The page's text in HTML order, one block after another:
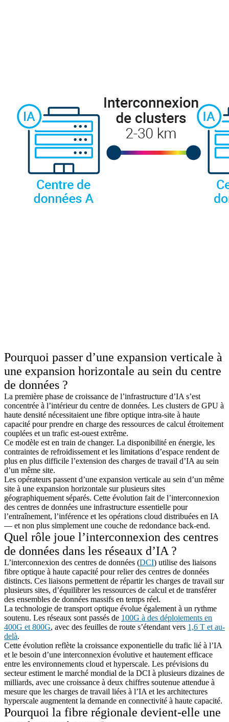
Pourquoi passer d’une expansion verticale à
une expansion horizontale au sein du centre
de données ?
La première phase de croissance de l’infrastructure d’IA s’est
concentrée à l’intérieur du centre de données. Les clusters de GPU à
haute densité nécessitaient une fibre optique intra-site à haute
capacité pour prendre en charge des ressources de calcul étroitement
couplées et un trafic est-ouest extrême.
Ce modèle est en train de changer. La disponibilité en énergie, les
contraintes de refroidissement et les limitations d’espace rendent de
plus en plus difficile l’extension des charges de travail d’IA au sein
d’un même site.
Les opérateurs passent d’une expansion verticale au sein d’un même
site à une expansion horizontale sur plusieurs sites
géographiquement séparés. Cette évolution fait de l’interconnexion
des centres de données une infrastructure essentielle pour
l’entraînement, l’inférence et les opérations cloud distribuées en IA
— et non plus simplement une couche de redondance back-end.
Quel rôle joue l’interconnexion des centres
de données dans les réseaux d’IA ?
L’interconnexion des centres de données (DCI) utilise des liaisons
fibre optique à haute capacité pour relier des centres de données
distincts. Ces liaisons permettent de répartir les charges de travail sur
plusieurs sites, d’équilibrer les ressources de calcul et de transférer
des ensembles de données massifs en temps réel.
La technologie de transport optique évolue également à un rythme
soutenu. Les réseaux sont passés de 100G à des déploiements en
400G et 800G, avec des feuilles de route s’étendant vers 1,6 T et au-
delà.
Cette évolution reflète la croissance exponentielle du trafic lié à l’IA
et le besoin d’une interconnexion évolutive et hautement efficace
entre les environnements cloud et hyperscale. Les prévisions du
secteur estiment le marché mondial de la DCI à plusieurs dizaines de
milliards, avec une croissance à deux chiffres soutenue attendue à
mesure que les charges de travail liées à l’IA et les architectures
hyperscale augmentent la demande en connectivité à haute capacité.
Pourquoi la fibre régionale devient-elle une